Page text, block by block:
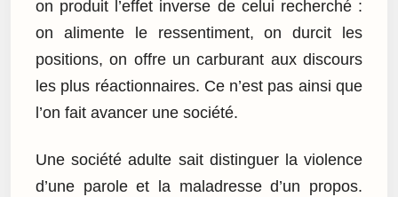
on produit l’effet inverse de celui recherché :
on alimente le ressentiment, on durcit les
positions, on offre un carburant aux discours
les plus réactionnaires. Ce n’est pas ainsi que
l’on fait avancer une société.
Une société adulte sait distinguer la violence
d’une parole et la maladresse d’un propos.